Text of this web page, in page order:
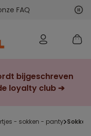
FAQ
bijgeschreven
loyalty club ➔
- sokken - panty